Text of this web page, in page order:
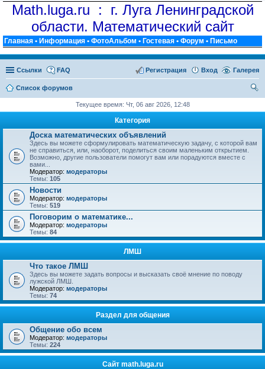
Math.luga.ru : г. Луга Ленинградской
области. Математический сайт
Главная • Информация • ФотоАльбом • Гостевая • Форум • Письмо
Ссылки Галерея
FAQ Вход
Регистрация
Список форумов
Текущее время: Чт, 06 авг 2026, 12:48
Категория
Доска математических объявлений
Здесь вы можете сформулировать математическую задачу, с которой вам
не справиться, или, наоборот, поделиться своим маленьким открытием.
Возможно, другие пользователи помогут вам или порадуются вместе с
вами...
Модератор: модераторы
Темы: 105
Новости
Модератор: модераторы
Темы: 519
Поговорим о математике...
Модератор: модераторы
Темы: 84
ЛМШ
Что такое ЛМШ
Здесь вы можете задать вопросы и высказать своё мнение по поводу
лужской ЛМШ.
Модератор: модераторы
Темы: 74
Раздел для общения
Общение обо всем
Модератор: модераторы
Темы: 224
Сайт math.luga.ru